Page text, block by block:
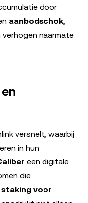
door
aanbodschok,
verhogen naarmate
versnelt, waarbij
in hun
een digitale
die
staking voor